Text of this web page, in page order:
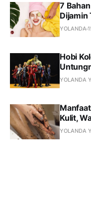
7
Dijamin
YOLANDA
Hobi
YOLANDA
Kulit,
YOLANDA